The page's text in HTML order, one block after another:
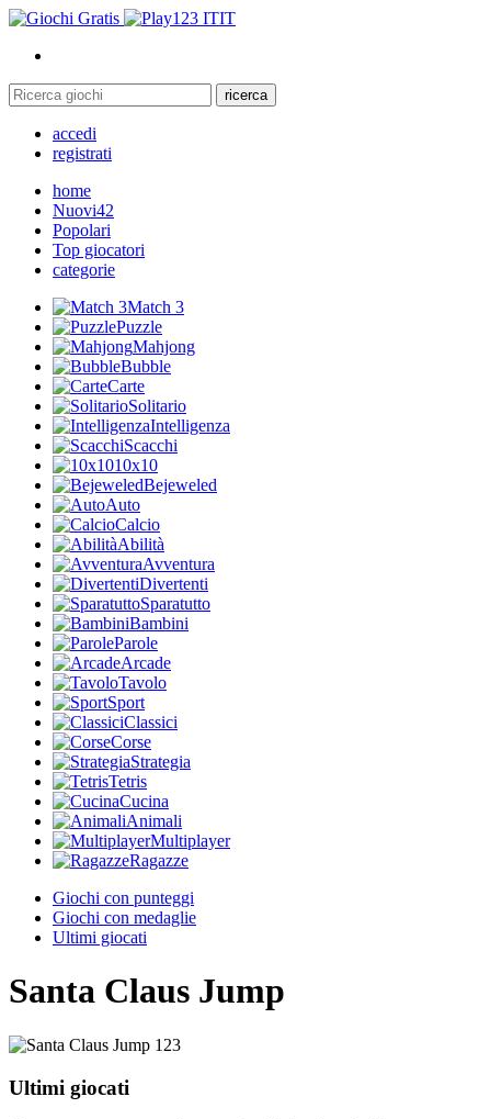
IT
ricerca
accedi
registrati
home
Nuovi42
Popolari
Top giocatori
categorie
Match 3
Puzzle
Mahjong
Bubble
Carte
Solitario
Intelligenza
Scacchi
10x10
Bejeweled
Auto
Calcio
Abilità
Avventura
Divertenti
Sparatutto
Bambini
Parole
Arcade
Tavolo
Sport
Classici
Corse
Strategia
Tetris
Cucina
Animali
Multiplayer
Ragazze
Giochi con punteggi
Giochi con medaglie
Ultimi giocati
Santa Claus Jump
Ultimi giocati